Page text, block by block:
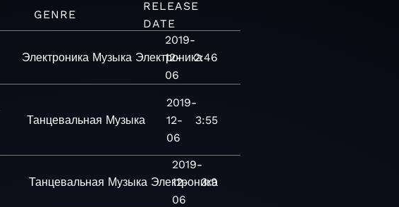
GENRE
RELEASE
DATE
Электроника Музыка Электроника
2019-
12-
06
2:46
Танцевальная Музыка
2019-
12-
06
3:55
Танцевальная Музыка Электроника
2019-
12-
06
3:9